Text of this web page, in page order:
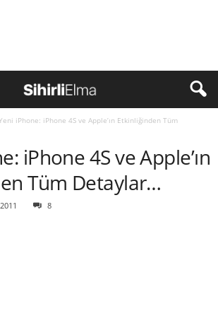
iPhone: iPhone 4S ve Apple’ın Etkinliğinden Tüm
iPhone 4S ve Apple’ın
Tüm Detaylar…
8